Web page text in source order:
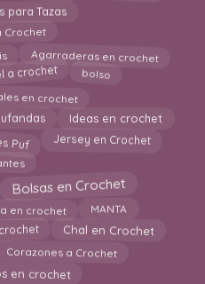
para Tazas
Crochet
Agarraderas en crochet
a crochet bolso
en crochet
Ideas en crochet
Puf Jersey en Crochet
Bolsas en Crochet
en crochet MANTA
Chal en Crochet
Corazones a Crochet
en crochet